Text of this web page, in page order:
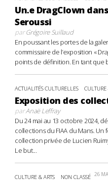
Un.e DragClown
Seroussi
parGrégoire Suillaud
En poussant les portes de la
commissaire de l’exposition «
points de définition. En tant que
ACTUALITÉS CULTURELLES CULTURE
Exposition des
parAnaë Leffray
Du 24 mai au 13 octobre 2024,
collections du FIAA du Mans. Un
collection privée de Lucien
Le but...
CULTURE & ARTS NON CLASSÉ 26